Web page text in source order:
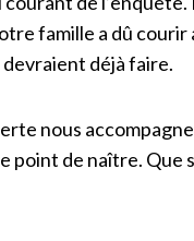
famille a dû
devraient déjà faire.
nous
point de naître. Que